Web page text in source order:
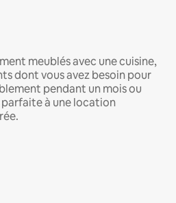
meublés avec une cuisine,
dont vous avez besoin pour
pendant un mois ou
à une location